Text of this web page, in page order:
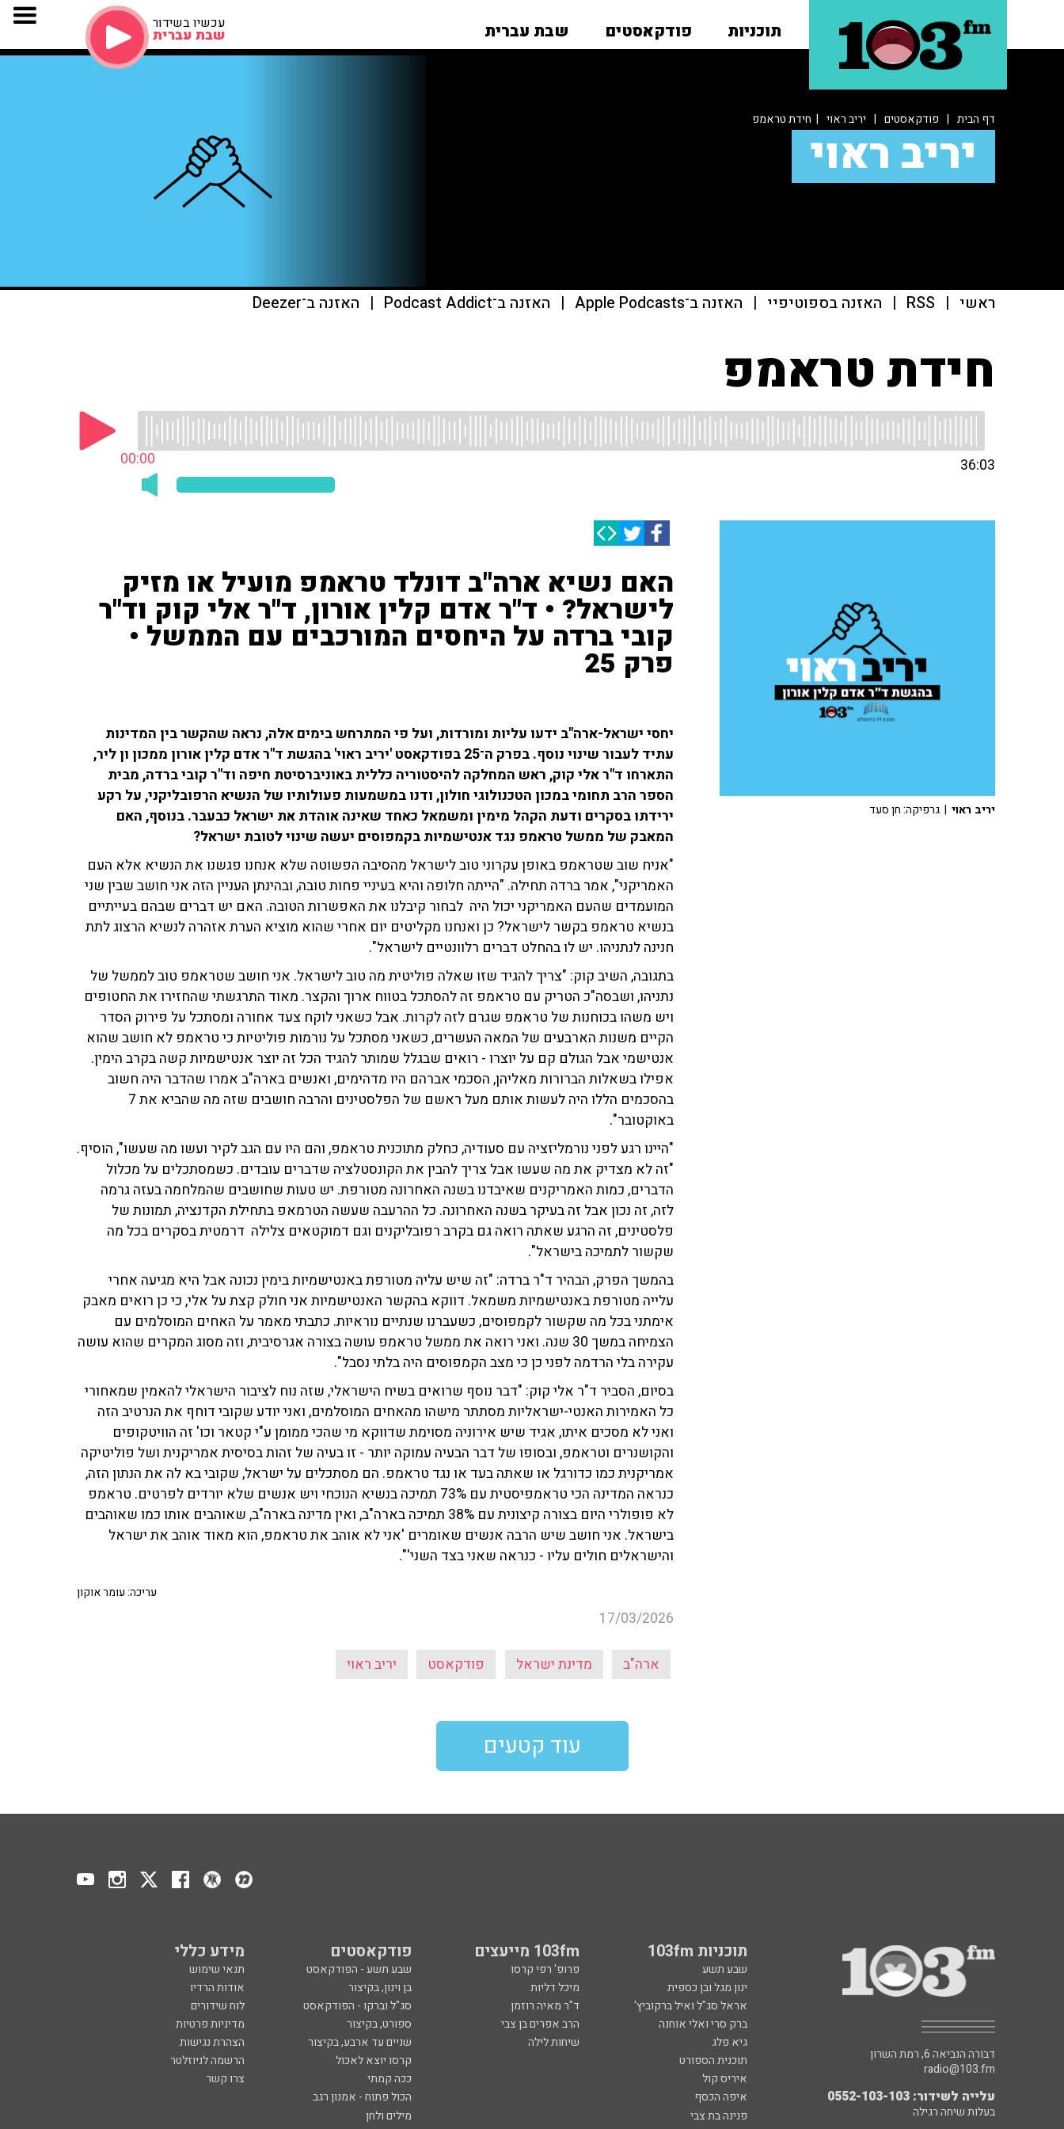
תוכניות פודקאסטים שבת עברית עכשיו בשידור
שבת עברית
דף הבית | פודקאסטים | יריב ראוי | חידת טראמפ
יריב ראוי
ראשי |
RSS
| האזנה בספוטיפיי | האזנה ב־Apple Podcasts | האזנה ב־Podcast Addict | האזנה ב־Deezer
חידת טראמפ
00:00 36:03
האם נשיא ארה"ב דונלד טראמפ מועיל או מזיק
לישראל? • ד"ר אדם קלין אורון, ד"ר אלי קוק וד"ר
קובי ברדה על היחסים המורכבים עם הממשל •
פרק 25
יחסי ישראל-ארה"ב ידעו עליות ומורדות, ועל פי המתרחש בימים אלה, נראה שהקשר בין המדינות
עתיד לעבור שינוי נוסף. בפרק ה־25 בפודקאסט 'יריב ראוי' בהגשת ד"ר אדם קלין אורון ממכון ון ליר,
התארחו ד"ר אלי קוק, ראש המחלקה להיסטוריה כללית באוניברסיטת חיפה וד"ר קובי ברדה, מבית
הספר הרב תחומי במכון הטכנולוגי חולון, ודנו במשמעות פעולותיו של הנשיא הרפובליקני, על רקע
ירידתו בסקרים ודעת הקהל מימין ומשמאל כאחד שאינה אוהדת את ישראל כבעבר. בנוסף, האם
המאבק של ממשל טראמפ נגד אנטישמיות בקמפוסים יעשה שינוי לטובת ישראל?
"אניח שוב שטראמפ באופן עקרוני טוב לישראל מהסיבה הפשוטה שלא אנחנו פגשנו את הנשיא אלא העם
האמריקני", אמר ברדה תחילה. "הייתה חלופה והיא בעיניי פחות טובה, ובהינתן העניין הזה אני חושב שבין שני
המועמדים שהעם האמריקני יכול היה לבחור קיבלנו את האפשרות הטובה. האם יש דברים שבהם בעייתיים
בנשיא טראמפ בקשר לישראל? כן ואנחנו מקליטים יום אחרי שהוא מוציא הערת אזהרה לנשיא הרצוג לתת
חנינה לנתניהו. יש לו בהחלט דברים רלוונטיים לישראל".
בתגובה, השיב קוק: "צריך להגיד שזו שאלה פוליטית מה טוב לישראל. אני חושב שטראמפ טוב לממשל של
נתניהו, ושבסה"כ הטריק עם טראמפ זה להסתכל בטווח ארוך והקצר. מאוד התרגשתי שהחזירו את החטופים
ויש משהו בכוחנות של טראמפ שגרם לזה לקרות. אבל כשאני לוקח צעד אחורה ומסתכל על פירוק הסדר
הקיים משנות הארבעים של המאה העשרים, כשאני מסתכל על נורמות פוליטיות כי טראמפ לא חושב שהוא
אנטישמי אבל הגולם קם על יוצרו - רואים שבגלל שמותר להגיד הכל זה יוצר אנטישמיות קשה בקרב הימין.
אפילו בשאלות הברורות מאליהן, הסכמי אברהם היו מדהימים, ואנשים בארה"ב אמרו שהדבר היה חשוב
בהסכמים הללו היה לעשות אותם מעל ראשם של הפלסטינים והרבה חושבים שזה מה שהביא את 7
באוקטובר".
"היינו רגע לפני נורמליזציה עם סעודיה, כחלק מתוכנית טראמפ, והם היו עם הגב לקיר ועשו מה שעשו", הוסיף.
"זה לא מצדיק את מה שעשו אבל צריך להבין את הקונסטלציה שדברים עובדים. כשמסתכלים על מכלול
הדברים, כמות האמריקנים שאיבדנו בשנה האחרונה מטורפת. יש טעות שחושבים שהמלחמה בעזה גרמה
לזה, זה נכון אבל זה בעיקר בשנה האחרונה. כל ההרעבה שעשה הטרמאפ בתחילת הקדנציה, תמונות של
פלסטינים, זה הרגע שאתה רואה גם בקרב רפובליקנים וגם דמוקטאים צלילה דרמטית בסקרים בכל מה
שקשור לתמיכה בישראל".
בהמשך הפרק, הבהיר ד"ר ברדה: "זה שיש עליה מטורפת באנטישמיות בימין נכונה אבל היא מגיעה אחרי
עלייה מטורפת באנטישמיות משמאל. דווקא בהקשר האנטישמיות אני חולק קצת על אלי, כי כן רואים מאבק
אימתני בכל מה שקשור לקמפוסים, כשעברנו שנתיים נוראיות. כתבתי מאמר על האחים המוסלמים עם
הצמיחה במשך 30 שנה. ואני רואה את ממשל טראמפ עושה בצורה אגרסיבית, וזה מסוג המקרים שהוא עושה
עקירה בלי הרדמה לפני כן כי מצב הקמפוסים היה בלתי נסבל".
בסיום, הסביר ד"ר אלי קוק: "דבר נוסף שרואים בשיח הישראלי, שזה נוח לציבור הישראלי להאמין שמאחורי
כל האמירות האנטי-ישראליות מסתתר מישהו מהאחים המוסלמים, ואני יודע שקובי דוחף את הנרטיב הזה
ואני לא מסכים איתו, אגיד שיש אירוניה מסוימת שדווקא מי שהכי ממומן ע"י קטאר וכו' זה הוויטקופים
והקושנרים וטראמפ, ובסופו של דבר הבעיה עמוקה יותר - זו בעיה של זהות בסיסית אמריקנית ושל פוליטיקה
אמריקנית כמו כדורגל או שאתה בעד או נגד טראמפ. הם מסתכלים על ישראל, שקובי בא לה את הנתון הזה,
כנראה המדינה הכי טראמפיסטית עם 73% תמיכה בנשיא הנוכחי ויש אנשים שלא יורדים לפרטים. טראמפ
לא פופולרי היום בצורה קיצונית עם 38% תמיכה בארה"ב, ואין מדינה בארה"ב, שאוהבים אותו כמו שאוהבים
בישראל. אני חושב שיש הרבה אנשים שאומרים 'אני לא אוהב את טראמפ, הוא מאוד אוהב את ישראל
והישראלים חולים עליו - כנראה שאני בצד השני'".
עריכה: עומר אוקון
17/03/2026
ארה"ב מדינת ישראל פודקאסט יריב ראוי
יריב ראוי | גרפיקה: חן סעד
עוד קטעים
תוכניות 103fm 103fm מייעצים פודקאסטים מידע כללי
שבע תשע פרופ' רפי קרסו שבע תשע - הפודקאסט
תנאי שימוש
ינון מגל ובן כספית
מיכל דליות בן וינון, בקיצור
אודות הרדיו
אראל סג"ל ואיל ברקוביץ'
ד"ר מאיה רוזמן סג"ל וברקו - הפודקאסט
לוח שידורים
ברק סרי ואלי אוחנה
הרב אפרים בן צבי ספורט, בקיצור
מדיניות פרטיות
גיא פלג
שיחות לילה שניים עד ארבע, בקיצור
הצהרת נגישות
תוכנית הספורט
קרסו יוצא לאכול
הרשמה לניוזלטר
איריס קול
ככה קמתי
צרו קשר
איפה הכסף
הכול פתוח - אמנון רגב
פנינה בת צבי
מילים ולחן
דבורה הנביאה 6, רמת השרון
radio@103.fm
עלייה לשידור: 0552-103-103
בעלות שיחה רגילה